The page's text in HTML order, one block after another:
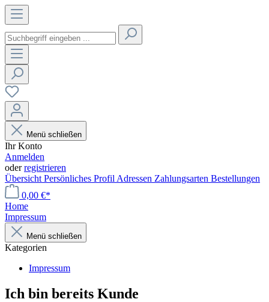
Menü schließen
Ihr Konto
Anmelden
oderregistrieren
Übersicht Persönliches Profil Adressen Zahlungsarten Bestellungen
0,00 €*
Home
Impressum
Menü schließen
Kategorien
Impressum
Ich bin bereits Kunde